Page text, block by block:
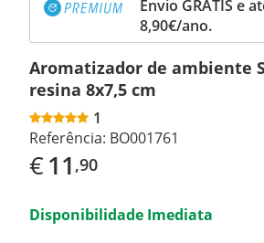
Envio GRÁTIS e
8,90€/ano.
Aromatizador de ambiente
resina 8x7,5 cm
1
Referência: BO001761
€11 ,90
Disponibilidade Imediata